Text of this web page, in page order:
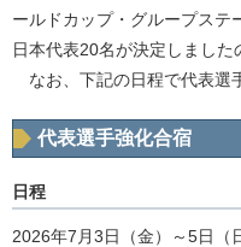
ールドカップ・グループステ
日本代表20名が決定しました
なお、下記の日程で代表選
代表選手強化合宿
日程
2026年7月3日（金）～5日